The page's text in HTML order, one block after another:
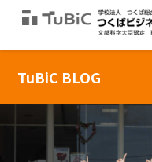
TuBiC BLOG